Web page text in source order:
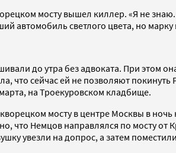
мосту вышел киллер. «Я не
автомобиль светлого цвета, но
до утра без адвоката. При этом
сейчас ей не позволяют
на Троекуровском кладбище.
мосту в центре Москвы в ночь
что Немцов направлялся по мосту
увезли на допрос, а затем